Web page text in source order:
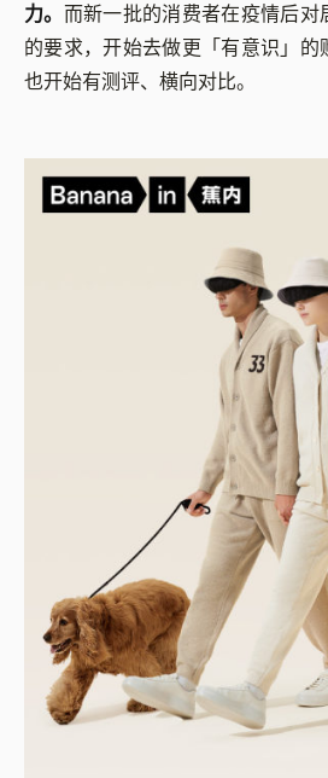
力。 而新一批的消费者在疫情后对
的要求，开始去做更「有意识」的
也开始有测评、横向对比。